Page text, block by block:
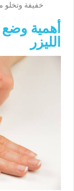
خفيفة وتخلو
أهمية
الليزر